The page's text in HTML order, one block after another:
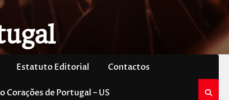
Estatuto Editorial Contactos
Corações de Portugal – US